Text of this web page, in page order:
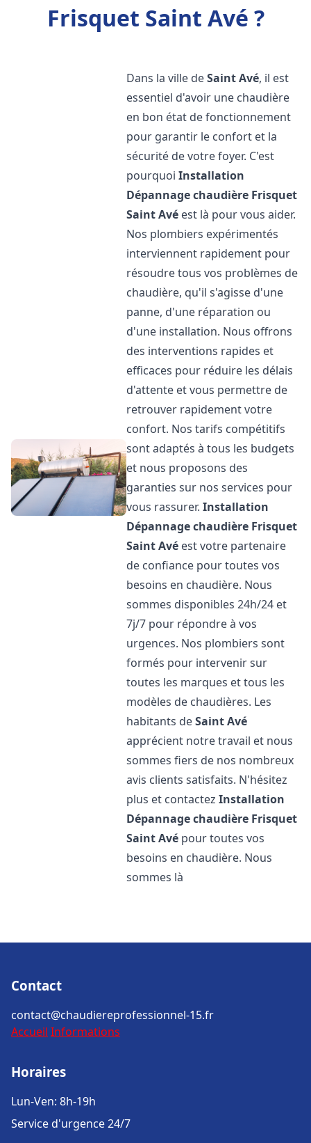
Frisquet Saint Avé ?
Dans la ville deSaint Avé, il est
essentiel d'avoir une chaudière
en bon état de fonctionnement
pour garantir le confort et la
sécurité de votre foyer. C'est
pourquoiInstallation
Dépannage chaudière Frisquet
Saint Avé est là pour vous aider.
Nos plombiers expérimentés
interviennent rapidement pour
résoudre tous vos problèmes de
chaudière, qu'il s'agisse d'une
panne, d'une réparation ou
d'une installation. Nous offrons
des interventions rapides et
efficaces pour réduire les délais
d'attente et vous permettre de
retrouver rapidement votre
confort. Nos tarifs compétitifs
sont adaptés à tous les budgets
et nous proposons des
garanties sur nos services pour
vous rassurer.Installation
Dépannage chaudière Frisquet
Saint Avé est votre partenaire
de confiance pour toutes vos
besoins en chaudière. Nous
sommes disponibles 24h/24 et
7j/7 pour répondre à vos
urgences. Nos plombiers sont
formés pour intervenir sur
toutes les marques et tous les
modèles de chaudières. Les
habitants deSaint Avé
apprécient notre travail et nous
sommes fiers de nos nombreux
avis clients satisfaits. N'hésitez
plus et contactezInstallation
Dépannage chaudière Frisquet
Saint Avé pour toutes vos
besoins en chaudière. Nous
sommes là
Contact
contact@chaudiereprofessionnel-15.fr
Accueil Informations
Horaires
Lun-Ven: 8h-19h
Service d'urgence 24/7